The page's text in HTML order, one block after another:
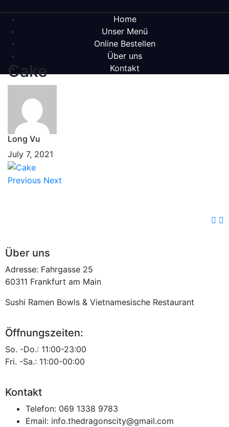
Home
Unser Menü
Online Bestellen
Über uns
Kontakt
Cake
Long Vu
July 7, 2021
Previous Next
Über uns
Adresse: Fahrgasse 25
60311 Frankfurt am Main
Sushi Ramen Bowls & Vietnamesische Restaurant
Öffnungszeiten:
So. -Do.: 11:00-23:00
Fri. -Sa.: 11:00-00:00
Kontakt
Telefon: 069 1338 9783
Email: info.thedragonscity@gmail.com